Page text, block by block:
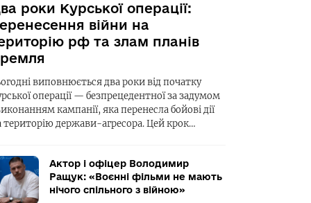
роки Курської операції:
війни на
рф та злам планів
виповнюється два роки від початку
операції — безпрецедентної за задумом
кампанії, яка перенесла бойові дії
територію держави-агресора. Цей крок…
Актор і офіцер Володимир
Ращук: «Воєнні фільми не мають
нічого спільного з війною»